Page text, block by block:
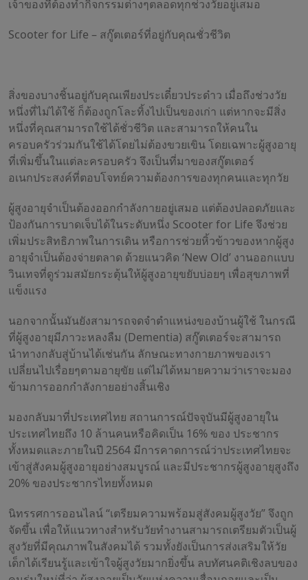
เจ้าของที่ต้องทำกิจกรรมต่างๆตลอดทุกช่วงวัยอยู่เสมอ
Scooter for Life – สกู๊ตเตอร์ที่อยู่กับคุณชั่วชีวิต
สิ่งของบางชิ้นอยู่กับคุณเพียงประเดี๋ยวประด๋าว เมื่อถึงช่วงวัย
หนึ่งที่ไม่ได้ใช้ ก็ต้องถูกโละทิ้งไปเป็นของเก่า แต่หากจะมีสิ่ง
หนึ่งที่คุณสามารถใช้ได้ชั่วชีวิต และสามารถให้คนใน
ครอบครัวร่วมกันใช้ได้โดยไม่ต้องขวยเขิน โดยเฉพาะผู้สูงอายุ
ที่เพิ่มขึ้นในแต่ละครอบครัว จึงเป็นที่มาของสกู๊ตเตอร์
อเนกประสงค์ที่ตอบโจทย์ความต้องการของทุกคนและทุกวัย
ผู้สูงอายุจำเป็นต้องออกกำลังกายอยู่เสมอ แต่ต้องปลอดภัยและ
ป้องกันการบาดเจ็บได้ในระดับหนึ่ง Scooter for Life จึงช่วย
เพิ่มประสิทธิภาพในการเดิน หรือการช่วยหิ้วข้าวของหากผู้สูง
อายุจำเป็นต้องจ่ายตลาด ด้วยแนวคิด ‘New Old’ งานออกแบบ
วินเทจที่ดูร่วมสมัยกระตุ้นให้ผู้สูงอายุขยับบ่อยๆ เพื่อสุขภาพที่
แข็งแรง
นอกจากนั้นมันยังสามารถจดจำตำแหน่งของบ้านผู้ใช้ ในกรณี
ที่ผู้สูงอายุมีภาวะหลงลืม (Dementia) สกู๊ตเตอร์จะสามารถ
นำทางกลับสู่บ้านได้เช่นกัน ลักษณะทางกายภาพของเรา
เปลี่ยนไปเรื่อยๆตามอายุขัย แต่ไม่ได้หมายความว่าเราจะมอง
ข้ามการออกกำลังกายอย่างสิ้นเชิง
มองกลับมาที่ประเทศไทย สถานการณ์ปัจจุบันมีผู้สูงอายุใน
ประเทศไทยถึง 10 ล้านคนหรือคิดเป็น 16% ของ ประชากร
ทั้งหมดและภายในปี 2564 มีการคาดการณ์ว่าประเทศไทยจะ
เข้าสู่สังคมผู้สูงอายุอย่างสมบูรณ์ และมีประชากรผู้สูงอายุสูงถึง
20% ของประชากรไทยทั้งหมด
นิทรรศการออนไลน์ “เตรียมความพร้อมสู่สังคมผู้สูงวัย” จึงถูก
จัดขึ้น เพื่อให้แนวทางสำหรับวัยทำงานสามารถเตรียมตัวเป็นผู้
สูงวัยที่มีคุณภาพในสังคมได้ รวมทั้งยังเป็นการส่งเสริมให้วัย
เด็กได้เรียนรู้และเข้าใจผู้สูงวัยมากยิ่งขึ้น ลบทัศนคติเชิงลบของ